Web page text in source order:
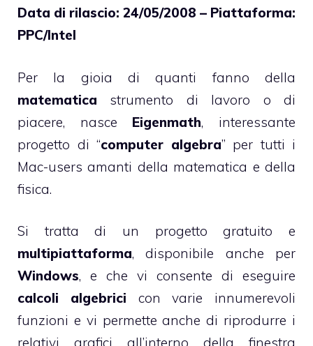
Data di rilascio: 24/05/2008 – Piattaforma:
PPC/Intel
Per la gioia di quanti fanno della
matematica strumento di lavoro o di
piacere, nasce Eigenmath, interessante
progetto di “computer algebra” per tutti i
Mac-users amanti della matematica e della
fisica.
Si tratta di un progetto gratuito e
multipiattaforma, disponibile anche per
Windows, e che vi consente di eseguire
calcoli algebrici con varie innumerevoli
funzioni e vi permette anche di riprodurre i